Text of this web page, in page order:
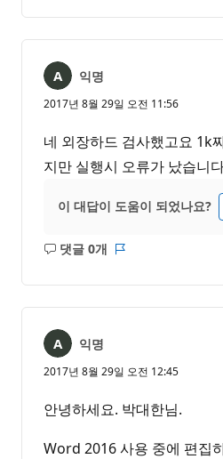
음
익명
2017년 8월 29일 오전 11:56
네 외장하드 검사했고요 1k
지만 실행시 오류가 났습니
이 대답이 도움이 되었나요?
댓글 0개
설
음
익명
2017년 8월 29일 오전 12:45
안녕하세요. 박대한님.
Word 2016 사용 중에 편집